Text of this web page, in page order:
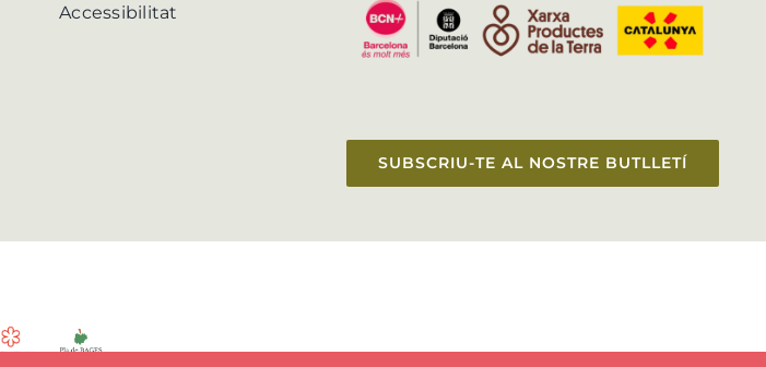
Accessibilitat
SUBSCRIU-TE AL NOSTRE BUTLLETÍ